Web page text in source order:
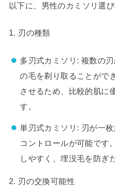
以下に、男性のカミソリ選
1. 刃の種類
多刃式カミソリ: 複数の
の毛を剃り取ることがで
させるため、比較的肌に
す。
単刃式カミソリ: 刃が一
コントロールが可能です
しやすく、埋没毛を防ぎ
2. 刃の交換可能性